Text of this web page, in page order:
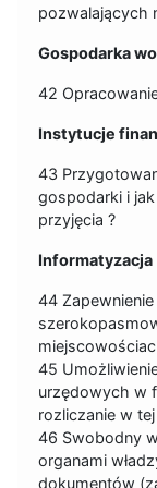
pozwalających
Gospodarka
42
Instytucje
43
gospodarki i
przyjęcia ?
Informatyzacja
44
45
urzędowych w
rozliczanie w
46 Swobodny
organami
dokumentów